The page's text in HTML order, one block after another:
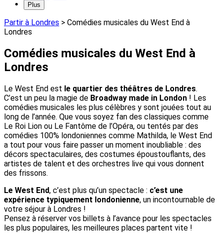
Plus
Partir à Londres > Comédies musicales du West End à
Londres
Comédies musicales du West End à
Londres
Le West End est le quartier des théâtres de Londres.
C’est un peu la magie de Broadway made in London ! Les
comédies musicales les plus célèbres y sont jouées tout au
long de l’année. Que vous soyez fan des classiques comme
Le Roi Lion ou Le Fantôme de l’Opéra, ou tentés par des
comédies 100% londoniennes comme Mathilda, le West End
a tout pour vous faire passer un moment inoubliable : des
décors spectaculaires, des costumes époustouflants, des
artistes de talent et des orchestres live qui vous donnent
des frissons.
Le West End, c’est plus qu’un spectacle : c’est une
expérience typiquement londonienne, un incontournable de
votre séjour à Londres !
Pensez à réserver vos billets à l’avance pour les spectacles
les plus populaires, les meilleures places partent vite !